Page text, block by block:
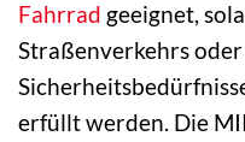
Fahrrad geeignet,
Straßenverkehrs
erfüllt werden. Die